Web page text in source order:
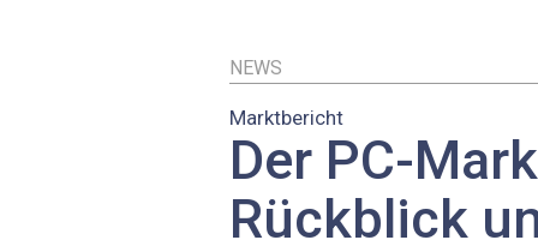
EU-
NEWS
Marktbericht
Der PC-
Rückblick